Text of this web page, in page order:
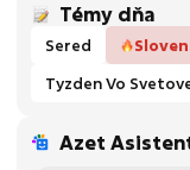
Témy dňa
Sered
Tyzden Vo
Azet